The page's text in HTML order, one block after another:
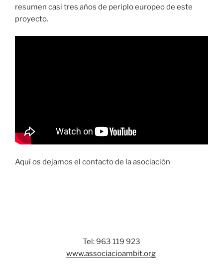
resumen casi tres años de periplo europeo de este
proyecto.
Aquí os dejamos el contacto de la asociación
Tel: 963 119 923
www.associacioambit.org